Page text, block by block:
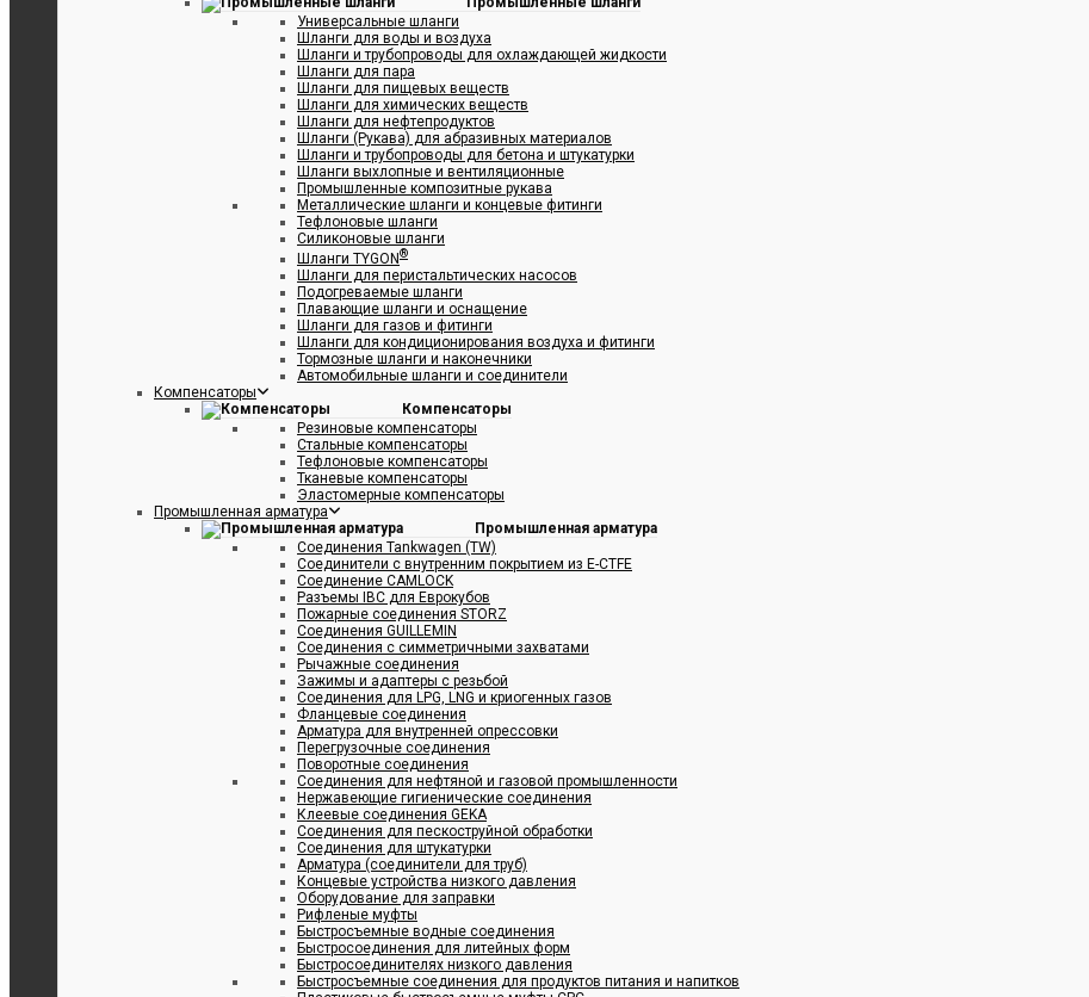
Универсальные шланги
Шланги для воды и воздуха
Шланги и трубопроводы для охлаждающей жидкости
Шланги для пара
Шланги для пищевых веществ
Шланги для химических веществ
Шланги для нефтепродуктов
Шланги (Рукава) для абразивных материалов
Шланги и трубопроводы для бетона и штукатурки
Шланги выхлопные и вентиляционные
Промышленные композитные рукава
Металлические шланги и концевые фитинги
Тефлоновые шланги
Силиконовые шланги
Шланги TYGON®
Шланги для перистальтических насосов
Подогреваемые шланги
Плавающие шланги и оснащение
Шланги для газов и фитинги
Шланги для кондиционирования воздуха и фитинги
Тормозные шланги и наконечники
Автомобильные шланги и соединители
Компенсаторы
Компенсаторы
Резиновые компенсаторы
Стальные компенсаторы
Тефлоновые компенсаторы
Тканевые компенсаторы
Эластомерные компенсаторы
Промышленная арматура
Промышленная арматура
Соединения Tankwagen (TW)
Соединители с внутренним покрытием из E-CTFE
Соединение CAMLOCK
Разъемы IBC для Еврокубов
Пожарные соединения STORZ
Соединения GUILLEMIN
Соединения с симметричными захватами
Рычажные соединения
Зажимы и адаптеры с резьбой
Соединения для LPG, LNG и криогенных газов
Фланцевые соединения
Арматура для внутренней опрессовки
Перегрузочные соединения
Поворотные соединения
Соединения для нефтяной и газовой промышленности
Нержавеющие гигиенические соединения
Клеевые соединения GEKA
Соединения для пескоструйной обработки
Cоединения для штукатурки
Арматура (соединители для труб)
Концевые устройства низкого давления
Оборудование для заправки
Рифленые муфты
Быстросъемные водные соединения
Быстросоединения для литейных форм
Быстросоединителях низкого давления
Быстросъемные соединения для продуктов питания и напитков